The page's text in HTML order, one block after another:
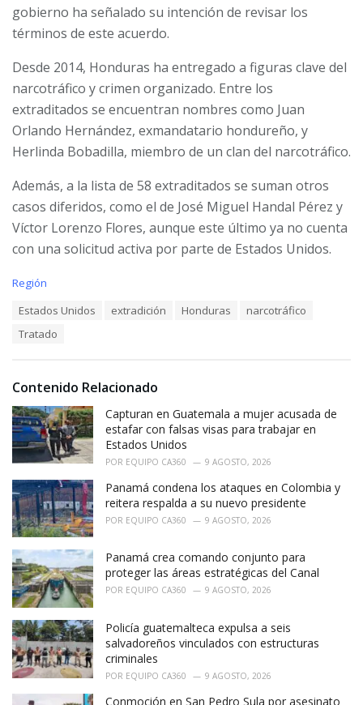
gobierno ha señalado su intención de revisar los
términos de este acuerdo.
Desde 2014, Honduras ha entregado a figuras clave del
narcotráfico y crimen organizado. Entre los
extraditados se encuentran nombres como Juan
Orlando Hernández, exmandatario hondureño, y
Herlinda Bobadilla, miembro de un clan del narcotráfico.
Además, a la lista de 58 extraditados se suman otros
casos diferidos, como el de José Miguel Handal Pérez y
Víctor Lorenzo Flores, aunque este último ya no cuenta
con una solicitud activa por parte de Estados Unidos.
C
i
s
:
Región
Estados Unidos extradición Honduras
narcotráfico
Tratado
Contenido Relacionado
Capturan en Guatemala a mujer acusada de
estafar con falsas visas para trabajar en
Estados Unidos
POR EQUIPO CA360 9 AGOSTO, 2026
Panamá condena los ataques en Colombia y
reitera respalda a su nuevo presidente
POR EQUIPO CA360 9 AGOSTO, 2026
Panamá crea comando conjunto para
proteger las áreas estratégicas del Canal
POR EQUIPO CA360 9 AGOSTO, 2026
Policía guatemalteca expulsa a seis
salvadoreños vinculados con estructuras
criminales
POR EQUIPO CA360 9 AGOSTO, 2026
Conmoción en San Pedro Sula por asesinato